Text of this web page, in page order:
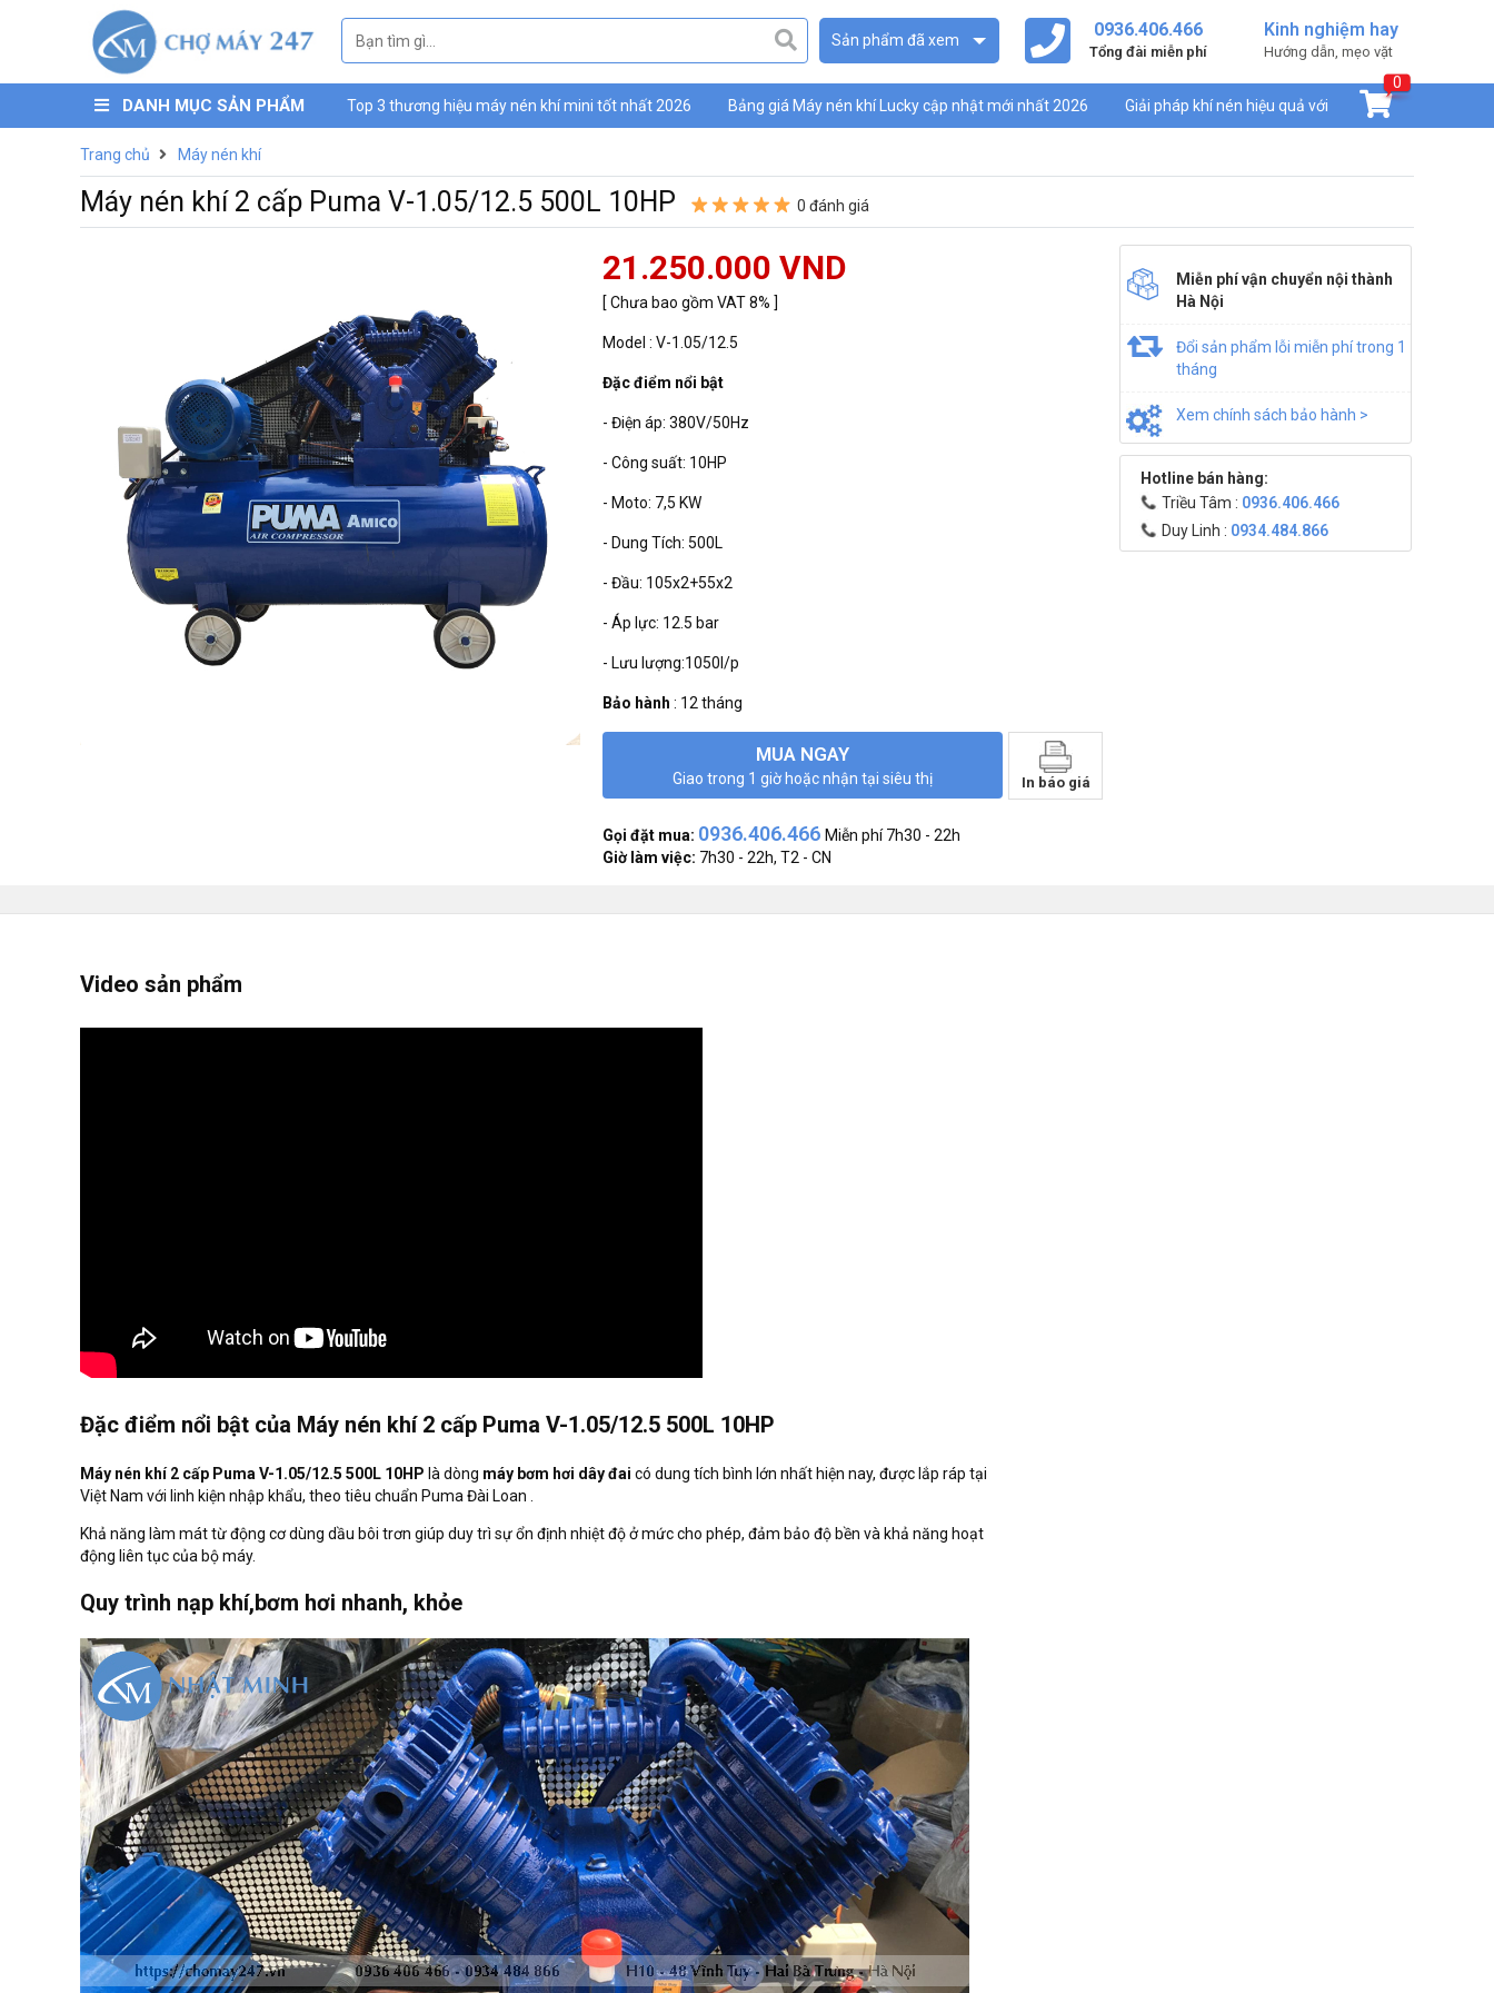
Sản phẩm đã xem Kinh nghiệm hay
Hướng dẫn, mẹo vặt
0936.406.466
Tổng đài miễn phí
DANH MỤC SẢN PHẨM Top 3 thương hiệu máy nén khí mini tốt nhất 2026 Bảng giá Máy nén khí Lucky cập nhật mới nhất 2026 Giải pháp khí nén hiệu quả với
0
Trang chủ Máy nén khí
Máy nén khí 2 cấp Puma V-1.05/12.5 500L 10HP 0 đánh giá
21.250.000 VND
[ Chưa bao gồm VAT 8% ]
Model : V-1.05/12.5
Đặc điểm nổi bật
- Điện áp: 380V/50Hz
- Công suất: 10HP
- Moto: 7,5 KW
- Dung Tích: 500L
- Đầu: 105x2+55x2
- Áp lực: 12.5 bar
- Lưu lượng:1050l/p
Bảo hành : 12 tháng
MUA NGAY
Giao trong 1 giờ hoặc nhận tại siêu thị In báo giá
Gọi đặt mua: 0936.406.466 Miễn phí 7h30 - 22h
Giờ làm việc: 7h30 - 22h, T2 - CN
Miễn phí vận chuyển nội thành
Hà Nội
Đổi sản phẩm lỗi miễn phí trong 1
tháng
Xem chính sách bảo hành >
Hotline bán hàng:
Triều Tâm : 0936.406.466
Duy Linh : 0934.484.866
Video sản phẩm
Đặc điểm nổi bật của Máy nén khí 2 cấp Puma V-1.05/12.5 500L 10HP
Máy nén khí 2 cấp Puma V-1.05/12.5 500L 10HP là dòng máy bơm hơi dây đai có dung tích bình lớn nhất hiện nay, được lắp ráp tại
Việt Nam với linh kiện nhập khẩu, theo tiêu chuẩn Puma Đài Loan .
Khả năng làm mát từ động cơ dùng dầu bôi trơn giúp duy trì sự ổn định nhiệt độ ở mức cho phép, đảm bảo độ bền và khả năng hoạt
động liên tục của bộ máy.
Quy trình nạp khí,bơm hơi nhanh, khỏe